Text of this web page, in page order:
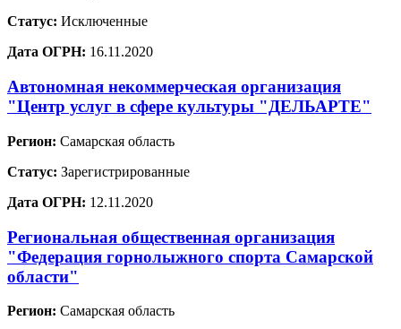
Статус: Исключенные
Дата ОГРН: 16.11.2020
Автономная некоммерческая организация
"Центр услуг в сфере культуры "ДЕЛЬАРТЕ"
Регион: Самарская область
Статус: Зарегистрированные
Дата ОГРН: 12.11.2020
Региональная общественная организация
"Федерация горнолыжного спорта Самарской
области"
Регион: Самарская область